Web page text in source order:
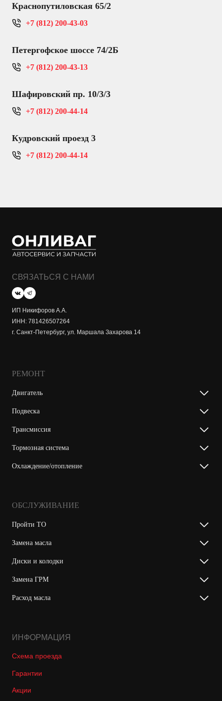
Краснопутиловская 65/2
+7 (812) 200-43-03
Петергофское шоссе 74/2Б
+7 (812) 200-43-13
Шафировский пр. 10/3/3
+7 (812) 200-44-14
Кудровский проезд 3
+7 (812) 200-44-14
СВЯЗАТЬСЯ С НАМИ
ИП Никифоров А.А.
ИНН: 781426507264
г. Санкт-Петербург, ул. Маршала Захарова 14
РЕМОНТ
Двигатель
Подвеска
Трансмиссия
Тормозная система
Охлаждение/отопление
ОБСЛУЖИВАНИЕ
Пройти ТО
Замена масла
Диски и колодки
Замена ГРМ
Расход масла
ИНФОРМАЦИЯ
Схема проезда
Гарантии
Акции